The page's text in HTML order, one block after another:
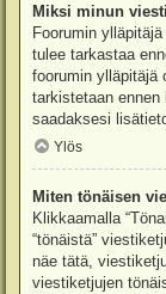
Miksi minun
Foorumin
tulee tarkastaa
foorumin ylläpitäjä
tarkistetaan
saadaksesi
Ylös
Miten tönäisen
Klikkaamalla
“tönäistä”
näe tätä,
viestiketjujen